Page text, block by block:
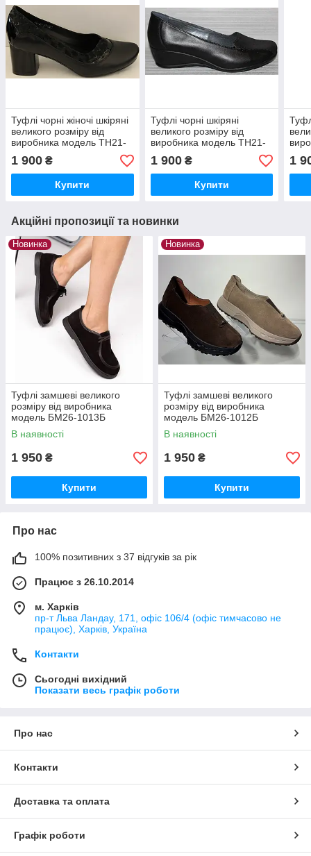
Туфлі чорні жіночі шкіряні
великого розміру від
виробника модель ТН21-
6Б
1 900 ₴
Купити
Туфлі чорні шкіряні
великого розміру від
виробника модель ТН21-
60Б
1 900₴
Купити
4Б
1
Акційні пропозиції та новинки
Новинка
Туфлі замшеві великого
розміру від виробника
модель БМ26-1013Б
В наявності
1 950 ₴
Купити
Новинка
Туфлі замшеві великого
розміру від виробника
модель БМ26-1012Б
В наявності
1 950 ₴
Купити
Про нас
100% позитивних з 37 відгуків за рік
Працює з 26.10.2014
м. Харків
пр-т Льва Ландау, 171, офіс 106/4 (офіс тимчасово не
працює), Харків, Україна
Контакти
Сьогодні вихідний
Показати весь графік роботи
Про нас
Контакти
Доставка та оплата
Графік роботи